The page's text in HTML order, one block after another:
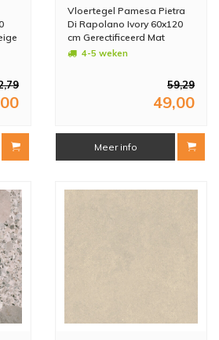
Vloertegel Pamesa Pietra
Di Rapolano Ivory 60x120
cm Gerectificeerd Mat
Creme (Prijs Per M2)
4-5 weken
59,29
49,00
Meer info